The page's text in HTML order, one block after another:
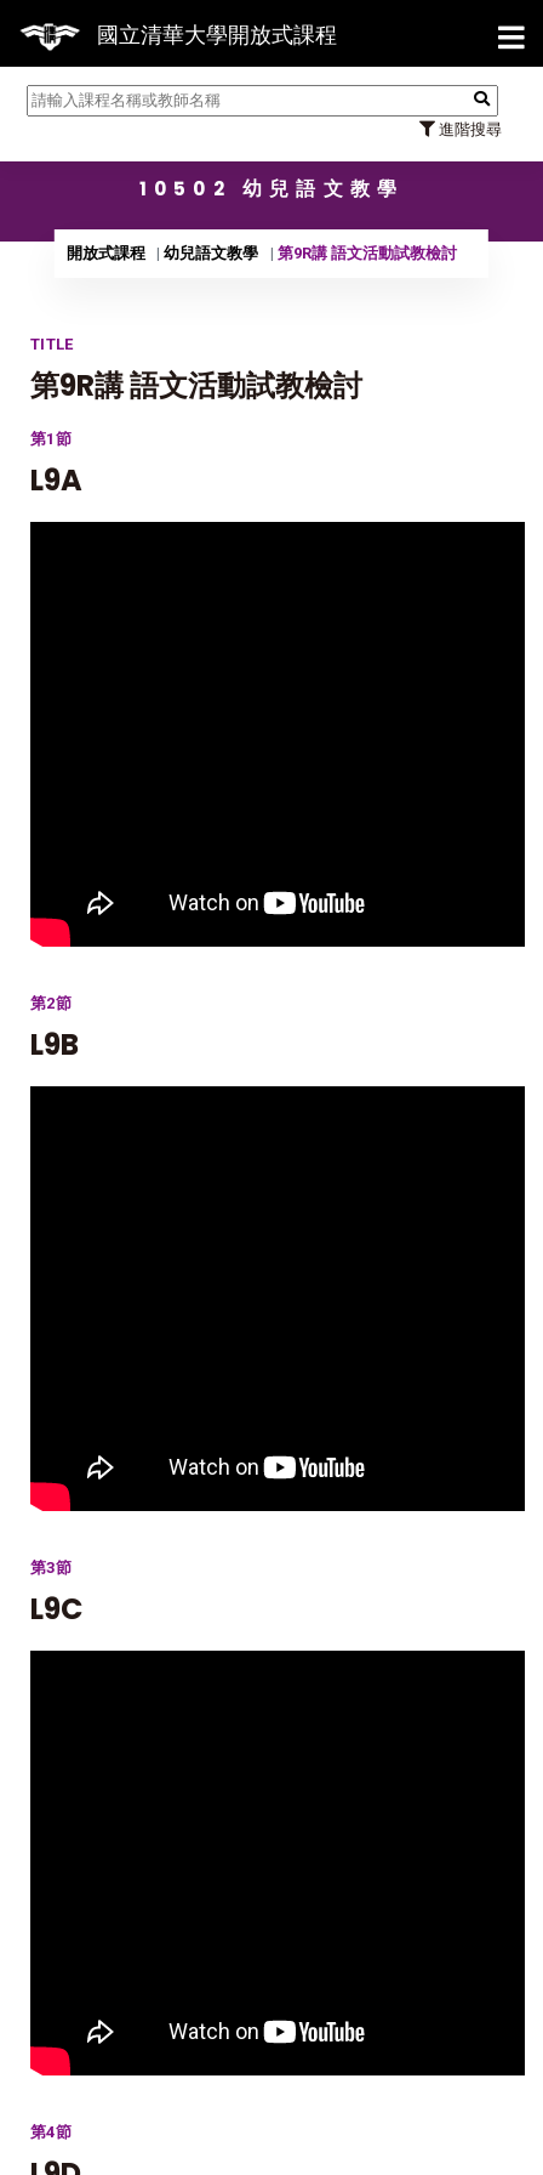
國立清華大學開放式課程
進階搜尋
【7/31
10502 幼兒語文教學
開放式課程 幼兒語文教學 第9R講 語文活動試教檢討
TITLE
第9R講 語文活動試教檢討
第1節
L9A
第2節
L9B
第3節
L9C
第4節